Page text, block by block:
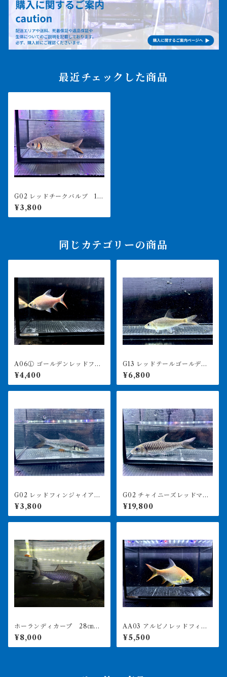
最近チェックした商品
G02 レッドチークバルブ 14.
5㎝前後 写真は同ロット
¥3,800
同じカテゴリーの商品
A06① ゴールデンレッドフィ
ンバルブ 12㎝前後 写真は
同ロット
¥4,400
G13 レッドテールゴールデン
マハシール 9㎝前後 ミャン
マー 激レア 写真は同ロッ
ト
¥6,800
G02 レッドフィンジャイアン
トバルブ 16㎝前後 写真は
同ロット
¥3,800
G02 チャイニーズレッドマハ
シール 14㎝前後 激レア
¥19,800
ホーランディカープ 28㎝前
後 台湾マハシール 水槽外
計測 買取個体
¥8,000
AA03 アルビノレッドフィン
バルブ 15-18㎝前後 写真は
同ロット
¥5,500